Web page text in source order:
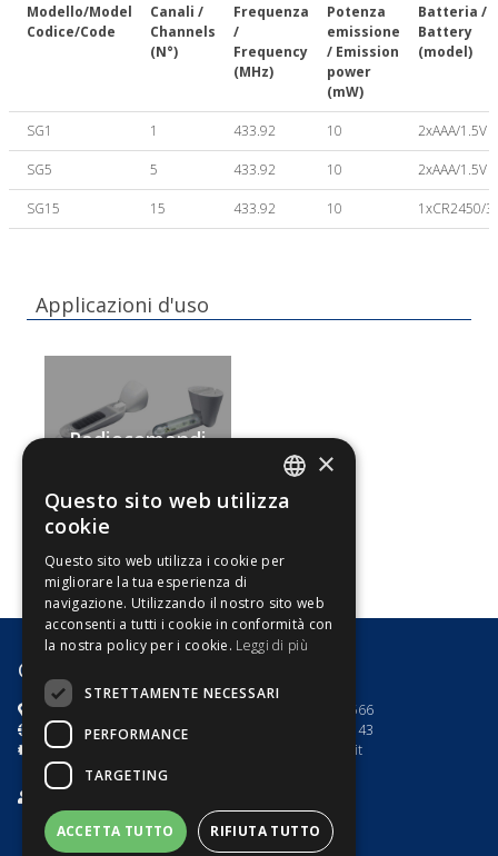
Modello/Model
Codice/Code
Canali /
Channels
(N°)
Frequenza
/
Frequency
(MHz)
Potenza
emissione
/ Emission
power
(mW)
Batteria /
Battery
(model)
SG1 1 433.92 10 2xAAA/1.5V
SG5 5 433.92 10 2xAAA/1.5V
SG15 15 433.92 10 1xCR2450/
Applicazioni d'uso
Radiocomandi
optional
G8 Motori s.r.l.
via dell'Artigianato 7
Toara di Villaga (VI) - Italia
P.IVA e C.F 03535100246
+39.0444.785566
+39.0444.782143
info@g8motori.it
×
Questo sito web utilizza
cookie
Questo sito web utilizza i cookie per
migliorare la tua esperienza di
navigazione. Utilizzando il nostro sito web
acconsenti a tutti i cookie in conformità con
la nostra policy per i cookie. Leggi di più
STRETTAMENTE NECESSARI
PERFORMANCE
TARGETING
ACCETTA TUTTO RIFIUTA TUTTO